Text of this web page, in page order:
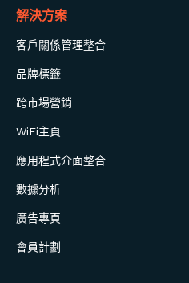
解決方案
客戶關係管理整合
品牌標籤
跨市場營銷
WiFi主頁
應用程式介面整合
數據分析
廣告專頁
會員計劃